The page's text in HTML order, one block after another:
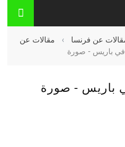
عن فرنسا ›
مقالات عن
باريس - صورة
باريس - صورة